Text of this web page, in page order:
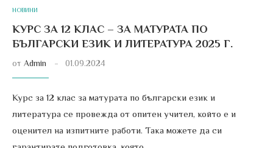
НОВИНИ
КУРС ЗА 12 КЛАС – ЗА МАТУРАТА ПО
БЪЛГАРСКИ ЕЗИК И ЛИТЕРАТУРА 2025 Г.
от Admin 01.09.2024
Курс за 12 клас за матурата по български език и
литература се провежда от опитен учител, който е и
оценител на изпитните работи. Така можете да си